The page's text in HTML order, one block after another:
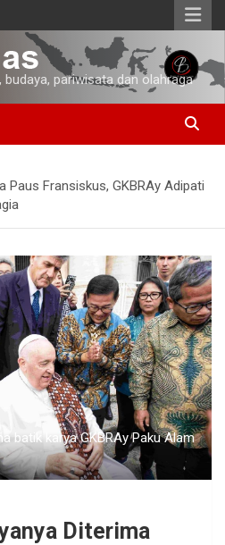
pariwisata dan olahraga
Paus Fransiskus, GKBRAy Adipati
batik karya GKBRAy Paku Alam
Diterima